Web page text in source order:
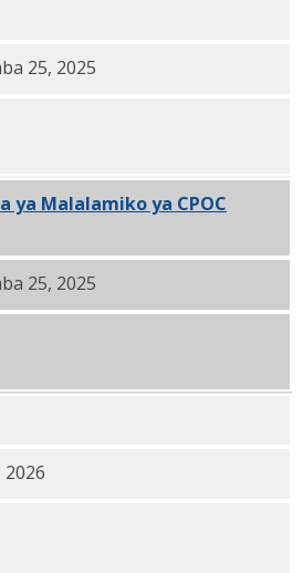
25, 2025 Ripoti PDF
25, 2025
ya Malalamiko ya CPOC
25, 2025
wa Umma wa Makamishna